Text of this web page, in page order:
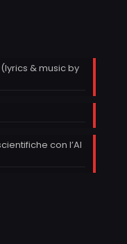
& music by
con l’AI